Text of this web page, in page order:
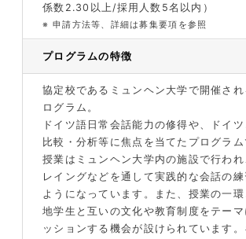
係数2.30以上/採用人数5名以内）
※ 申請方法等、詳細は募集要項を参照
プログラムの特徴
協定校であるミュンヘン大学で開催さ
ログラム。
ドイツ語日常会話能力の修得や、ドイ
比較・分析等に焦点を当てたプログラム
授業はミュンヘン大学内の施設で行わ
レイングなどを通して実践的な会話の
ようになっています。また、授業の一
地学生と互いの文化や教育制度をテーマ
ッションする機会が設けられています